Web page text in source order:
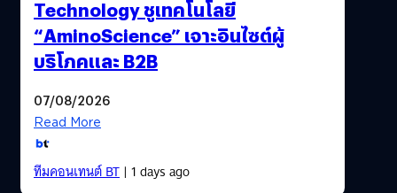
Technology ชูเทคโนโลยี
“AminoScience” เจาะอินไซต์ผู้
บริโภคและ B2B
07/08/2026
Read More
ทีมคอนเทนต์ BT| 1 days ago